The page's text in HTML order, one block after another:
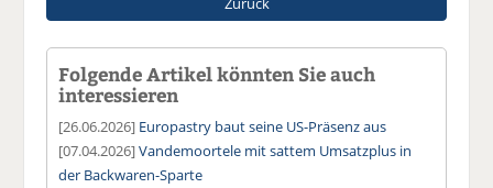
Folgende Artikel könnten Sie auch
interessieren
[26.06.2026] Europastry baut seine US-Präsenz aus
[07.04.2026]Vandemoortele mit sattem Umsatzplus in
der Backwaren-Sparte